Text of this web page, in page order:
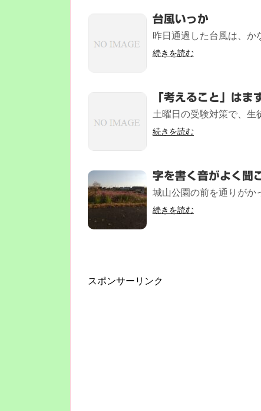
台風いっか
昨日通過した台風は、か
続きを読む
「考えること」はま
土曜日の受験対策で、生
続きを読む
字を書く音がよく聞
城山公園の前を通りがか
続きを読む
スポンサーリンク